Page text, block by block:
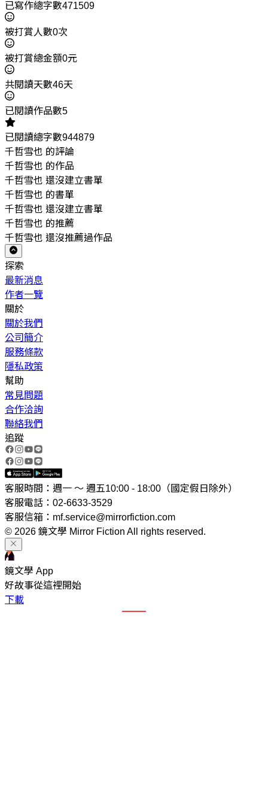
已寫作總字數471509
被打賞人數0次
被打賞總金額0元
共閱讀天數46天
已閱讀作品數5
已閱讀總字數944879
千哲雪也 的評論
千哲雪也 的作品
千哲雪也 還沒建立書單
千哲雪也 的書單
千哲雪也 還沒建立書單
千哲雪也 的推薦
千哲雪也 還沒推薦過作品
探索
最新消息
作者一覽
關於
關於我們
公司簡介
服務條款
隱私政策
幫助
常見問題
合作洽詢
聯絡我們
追蹤
客服時間：週一 ～ 週五10:00 - 18:00（國定假日除外）
客服電話：02-6633-3529
客服信箱：mf.service@mirrorfiction.com
© 2026 鏡文學 Mirror Fiction All rights reserved.
鏡文學 App
好故事從這裡開始
下載